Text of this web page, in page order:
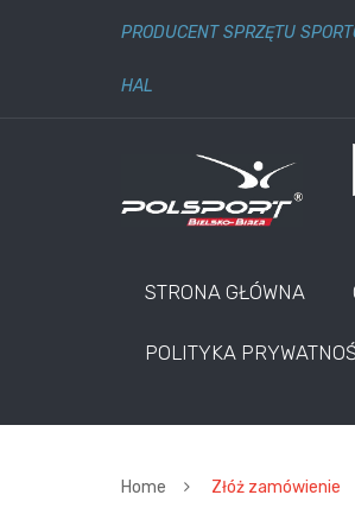
PRODUCENT SPRZĘTU
HAL
STRONA GŁÓWNA
POLITYKA
Home Złóż zamówienie